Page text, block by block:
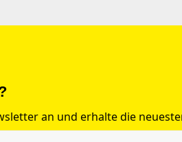
an und erhalte die